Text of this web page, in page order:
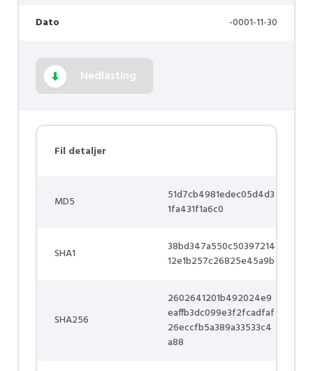
Dato -0001-11-30
Nedlasting
Fil detaljer
MD5
51d7cb4981edec05d4d3
1fa431f1a6c0
SHA1
38bd347a550c50397214
12e1b257c26825e45a9b
SHA256
2602641201b492024e9
eaffb3dc099e3f2fcadfaf
26eccfb5a389a33533c4
a88